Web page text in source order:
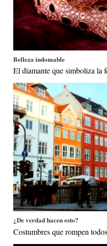
Belleza indomable
El diamante que simboliza la
¿De verdad hacen esto?
Costumbres que rompen